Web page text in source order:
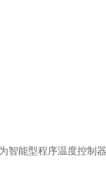
智能型程序温度控制